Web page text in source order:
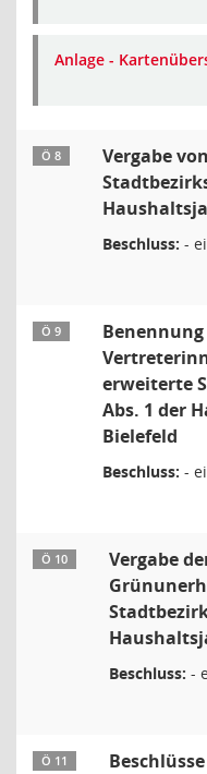
Anlage -
Ö 8
Vergabe
Beschluss: -
Ö 9
erweiterte
Abs. 1 der
Bielefeld
Beschluss: -
Ö 10
Vergabe
Beschluss: -
Ö 11